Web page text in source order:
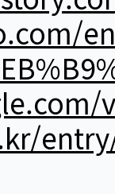
entry/